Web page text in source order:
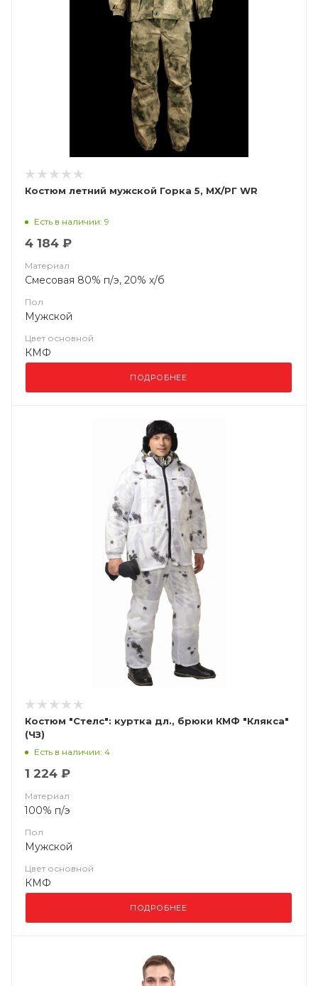
Костюм летний мужской Горка 5, МХ/РГ WR
Есть в наличии: 9
4 184 ₽
Материал
Смесовая 80% п/э, 20% х/б
Пол
Мужской
Цвет основной
КМФ
ПОДРОБНЕЕ
Костюм "Стелс": куртка дл., брюки КМФ "Клякса"
(ЧЗ)
Есть в наличии: 4
1 224 ₽
Материал
100% п/э
Пол
Мужской
Цвет основной
КМФ
ПОДРОБНЕЕ